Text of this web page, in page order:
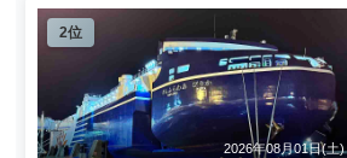
2位
2026年08月01日(土)